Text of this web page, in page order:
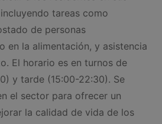
tareas como
de personas
en la alimentación, y asistencia
El horario es en turnos de
y tarde (15:00-22:30). Se
el sector para ofrecer un
la calidad de vida de los